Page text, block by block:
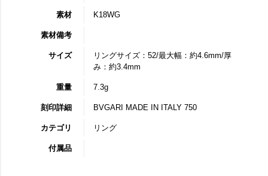
素材 K18WG
素材備考
サイズ
リングサイズ：52/最大幅：約4.6mm/厚
み：約3.4mm
重量 7.3g
刻印詳細 BVGARI MADE IN ITALY 750
カテゴリ リング
付属品